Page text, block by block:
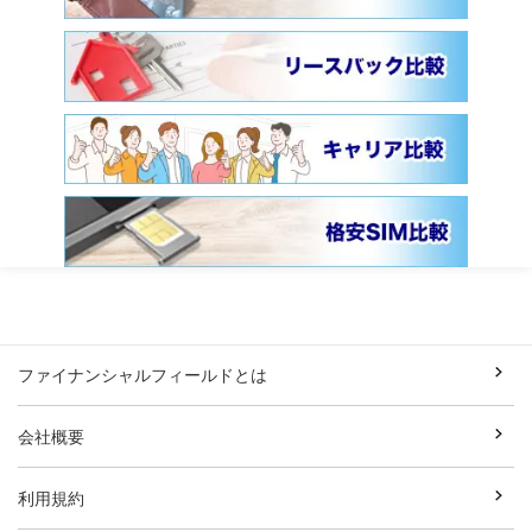
ファイナンシャルフィールドとは
会社概要
利用規約